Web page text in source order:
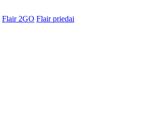
Flair 2GO Flair priedai